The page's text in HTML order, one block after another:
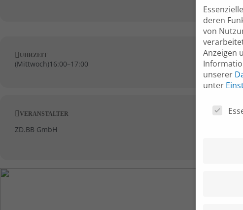
UHRZEIT
(Mittwoch)16:00–17:00
VERANSTALTER
ZD.BB GmbH
deren
von
Anzeigen
unserer
unter